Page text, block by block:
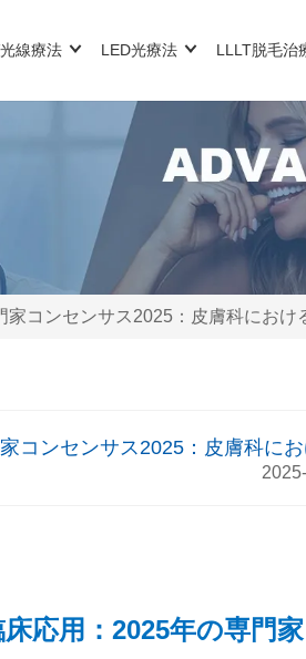
線療法 LED光療法 LLLT脱毛治
家コンセンサス2025：皮膚科におけ
コンセンサス2025：皮膚科に
応用：2025年の専門